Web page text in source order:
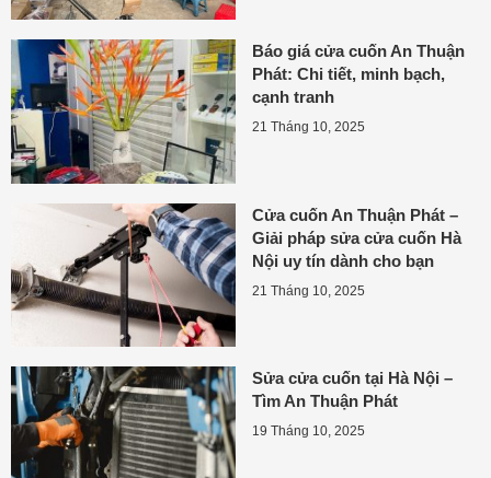
Báo giá cửa cuốn An Thuận
Phát: Chi tiết, minh bạch,
cạnh tranh
21 Tháng 10, 2025
Cửa cuốn An Thuận Phát –
Giải pháp sửa cửa cuốn Hà
Nội uy tín dành cho bạn
21 Tháng 10, 2025
Sửa cửa cuốn tại Hà Nội –
Tìm An Thuận Phát
19 Tháng 10, 2025